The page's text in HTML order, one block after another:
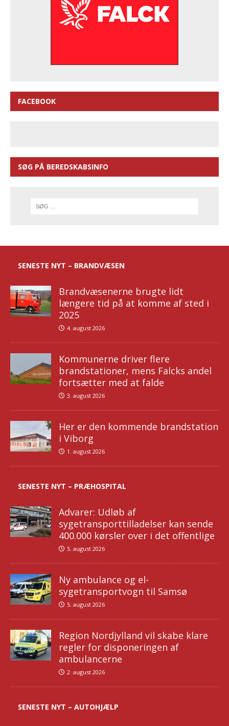
FACEBOOK
SØG PÅ BEREDSKABSINFO
SENESTE NYT – BRANDVÆSEN
Brandvæsenerne brugte lidt
længere tid på at komme af sted i
2025
4. august 2026
Kommunerne driver flere
brandstationer, mens Falcks andel
fortsætter med at falde
3. august 2026
Her er den kommende brandstation
i Viborg
1. august 2026
SENESTE NYT – PRÆHOSPITAL
Advarer: Udløb af
sygetransporttilladelser kan sende
400.000 kørsler over i det offentlige
5. august 2026
Ny ambulance og el-
sygetransportvogn til Samsø
5. august 2026
Region Nordjylland vil skabe klare
regler for disponeringen af
ambulancerne
2. august 2026
SENESTE NYT – AUTOHJÆLP